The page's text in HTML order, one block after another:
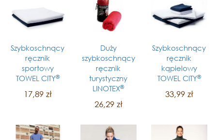
Szybkoschnący
ręcznik
sportowy
TOWEL CITY®
17,89 zł
Duży
szybkoschnący
ręcznik
turystyczny
LINOTEX®
26,29 zł
Szybkoschnący
ręcznik
kąpielowy
TOWEL CITY®
33,99 zł